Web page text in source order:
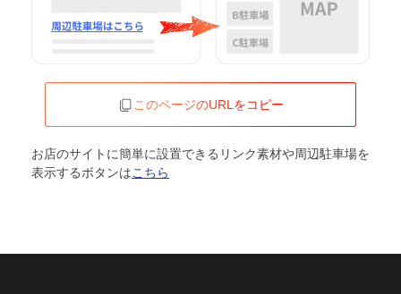
このページのURLをコピー
お店のサイトに簡単に設置できるリンク素材や周辺駐車場を
表示するボタンはこちら